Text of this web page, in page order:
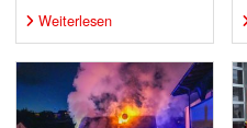
Weiterlesen